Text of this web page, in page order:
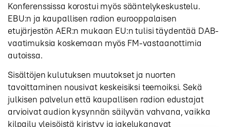
Konferenssissa korostui myös sääntelykeskustelu.
EBU:n ja kaupallisen radion eurooppalaisen
etujärjestön AER:n mukaan EU:n tulisi täydentää DAB-
vaatimuksia koskemaan myös FM-vastaanottimia
autoissa.
Sisältöjen kulutuksen muutokset ja nuorten
tavoittaminen nousivat keskeisiksi teemoiksi. Sekä
julkisen palvelun että kaupallisen radion edustajat
arvioivat audion kysynnän säilyvän vahvana, vaikka
kilpailu yleisöistä kiristyy ja jakelukanavat